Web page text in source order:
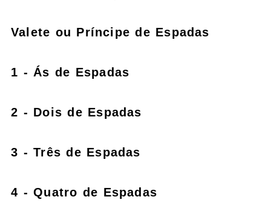
Valete ou Príncipe de Espadas
1 - Ás de Espadas
2 - Dois de Espadas
3 - Três de Espadas
4 - Quatro de Espadas